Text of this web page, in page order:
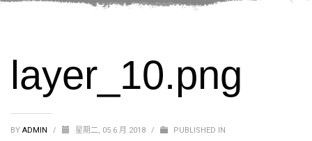
layer_10.png
BY ADMIN / 星期二, 05 6 月 2018 / PUBLISHED IN